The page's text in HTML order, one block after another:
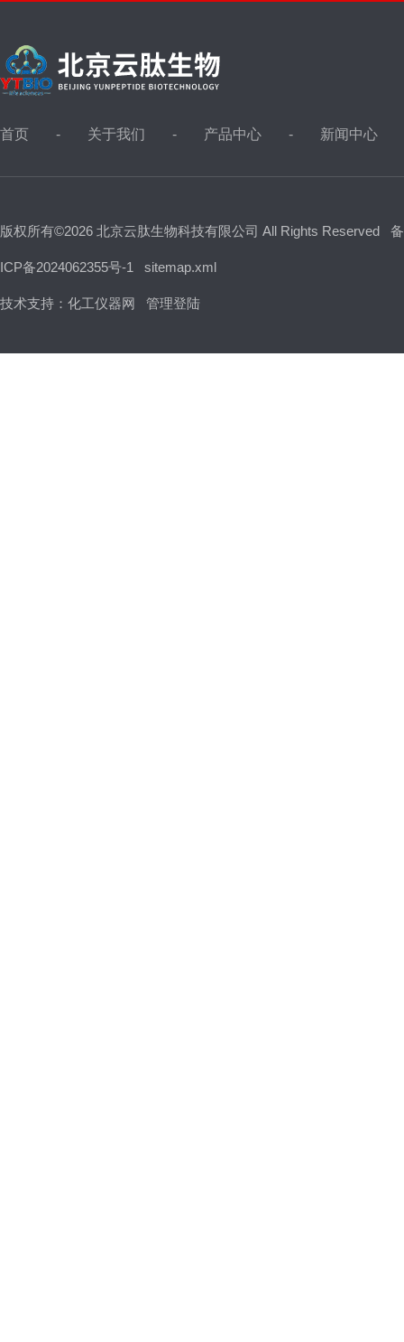
首页 关于我们 产品中心 新闻中心
版权所有©2026 北京云肽生物科技有限公司 All Rights Reserved
ICP备2024062355号-1 sitemap.xml
技术支持： 化工仪器网 管理登陆